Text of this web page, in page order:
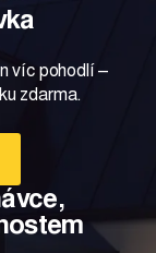
víc pohodlí –
zdarma.